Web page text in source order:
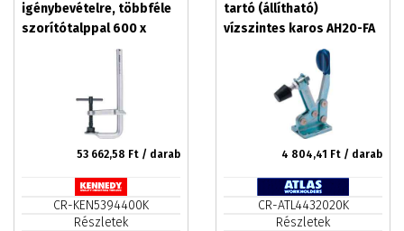
igénybevételre, többféle
szorítótalppal 600 x
53 662,58 Ft / darab
CR-KEN5394400K
Részletek
tartó (állítható)
vízszintes karos AH20-FA
4 804,41 Ft / darab
CR-ATL4432020K
Részletek